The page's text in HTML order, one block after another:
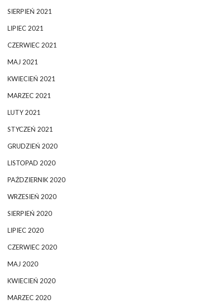
SIERPIEŃ 2021
LIPIEC 2021
CZERWIEC 2021
MAJ 2021
KWIECIEŃ 2021
MARZEC 2021
LUTY 2021
STYCZEŃ 2021
GRUDZIEŃ 2020
LISTOPAD 2020
PAŹDZIERNIK 2020
WRZESIEŃ 2020
SIERPIEŃ 2020
LIPIEC 2020
CZERWIEC 2020
MAJ 2020
KWIECIEŃ 2020
MARZEC 2020